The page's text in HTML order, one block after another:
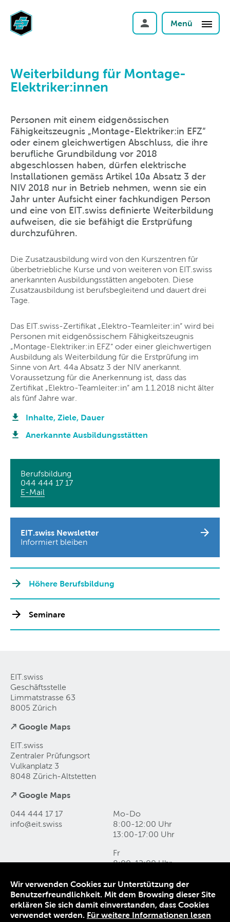
Menü
Weiterbildung für Montage-
Elektriker:innen
Personen mit einem eidgenössischen
Fähigkeitszeugnis „Montage-Elektriker:in EFZ“
oder einem gleichwertigen Abschluss, die ihre
berufliche Grundbildung vor 2018
abgeschlossen haben, dürfen elektrische
Installationen gemäss Artikel 10a Absatz 3 der
NIV 2018 nur in Betrieb nehmen, wenn sie ein
Jahr unter Aufsicht einer fachkundigen Person
und eine von EIT.swiss definierte Weiterbildung
aufweisen, die sie befähigt die Erstprüfung
durchzuführen.
Die Zusatzausbildung wird von den Kurszentren für
überbetriebliche Kurse und von weiteren von EIT.swiss
anerkannten Ausbildungsstätten angeboten. Diese
Zusatzausbildung ist berufsbegleitend und dauert drei
Tage.
Das EIT.swiss-Zertifikat „Elektro-Teamleiter:in“ wird bei
Personen mit eidgenössischem Fähigkeitszeugnis
„Montage-Elektriker:in EFZ“ oder einer gleichwertigen
Ausbildung als Weiterbildung für die Erstprüfung im
Sinne von Art. 44a Absatz 3 der NIV anerkannt.
Voraussetzung für die Anerkennung ist, dass das
Zertifikat „Elektro-Teamleiter:in“ am 1.1.2018 nicht älter
als fünf Jahre war.
Inhalte, Ziele, Dauer
Anerkannte Ausbildungsstätten
Berufsbildung
044 444 17 17
E-Mail
EIT.swiss Newsletter
Informiert bleiben
Höhere Berufsbildung
Seminare
EIT.swiss
Geschäftsstelle
Limmatstrasse 63
8005 Zürich
↗ Google Maps
EIT.swiss
Zentraler Prüfungsort
Vulkanplatz 3
8048 Zürich-Altstetten
↗ Google Maps
044 444 17 17
info@eit swiss
Mo-Do
8:00-12:00 Uhr
13:00-17:00 Uhr
Fr
8:00-12:00 Uhr
Kontakt und Anfahrt
Datenschutz
Impressum
Wir verwenden Cookies zur Unterstützung der
Benutzerfreundlichkeit. Mit dem Browsing dieser Site
erklären Sie sich damit einverstanden, dass Cookies
verwendet werden. Für weitere Informationen lesen